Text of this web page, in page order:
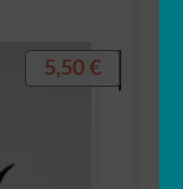
5,50 €